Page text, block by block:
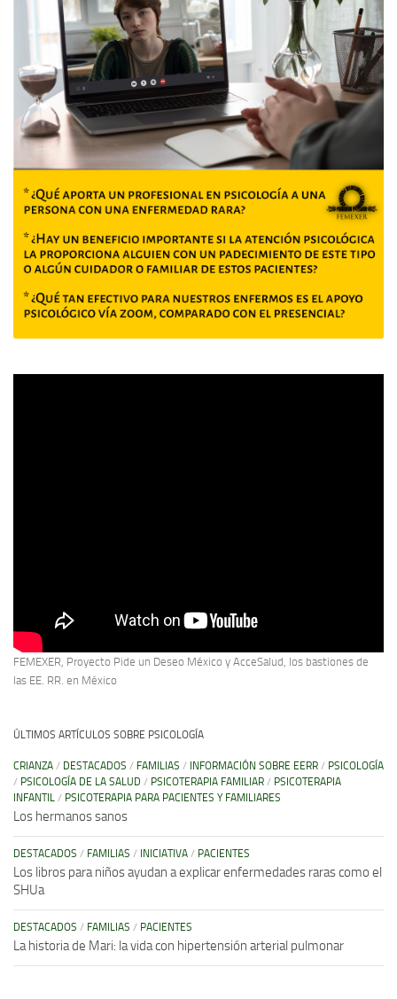
FEMEXER, Proyecto Pide un Deseo México y AcceSalud, los bastiones de
las EE. RR. en México
ÚLTIMOS ARTÍCULOS SOBRE PSICOLOGÍA
CRIANZA / DESTACADOS / FAMILIAS / INFORMACIÓN SOBRE EERR / PSICOLOGÍA
/ PSICOLOGÍA DE LA SALUD / PSICOTERAPIA FAMILIAR / PSICOTERAPIA
INFANTIL / PSICOTERAPIA PARA PACIENTES Y FAMILIARES
Los hermanos sanos
DESTACADOS / FAMILIAS / INICIATIVA / PACIENTES
Los libros para niños ayudan a explicar enfermedades raras como el
SHUa
DESTACADOS / FAMILIAS / PACIENTES
La historia de Mari: la vida con hipertensión arterial pulmonar